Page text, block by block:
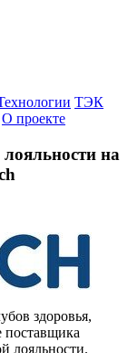
ТЭК
О проекте
на
здоровья,
поставщика
лояльности.